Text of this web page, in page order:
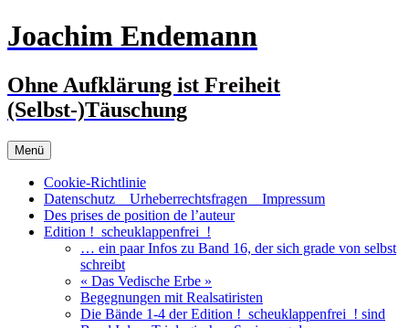
Zum
Inhalt
Joachim Endemann
Ohne Aufklärung ist Freiheit
(Selbst-)Täuschung
Menü
Cookie-Richtlinie
Datenschutz _ Urheberrechtsfragen _ Impressum
Des prises de position de l’auteur
Edition !_scheuklappenfrei_!
… ein paar Infos zu Band 16, der sich grade von selbst
schreibt
« Das Vedische Erbe »
Begegnungen mit Realsatiristen
Die Bände 1-4 der Edition !_scheuklappenfrei_! sind